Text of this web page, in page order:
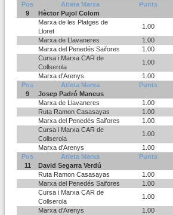
Pos
Atleta Marxa Punts
9
Hèctor Pujol Colom
Marxa de les Platges de
Lloret
1.00
Marxa de Llavaneres
1.00
Marxa del Penedés Saifores
1.00
Cursa i Marxa CAR de
Collserola
1.00
Marxa d'Arenys
1.00
Pos
Atleta Marxa Punts
9
Josep Padró Maneus
Marxa de Llavaneres
1.00
Ruta Ramon Casasayas
1.00
Marxa del Penedés Saifores
1.00
Cursa i Marxa CAR de
Collserola
1.00
Marxa d'Arenys
1.00
Pos
Atleta Marxa Punts
11
David Segarra Verdú
Ruta Ramon Casasayas
1.00
Marxa del Penedés Saifores
1.00
Cursa i Marxa CAR de
Collserola
1.00
Marxa d'Arenys
1.00